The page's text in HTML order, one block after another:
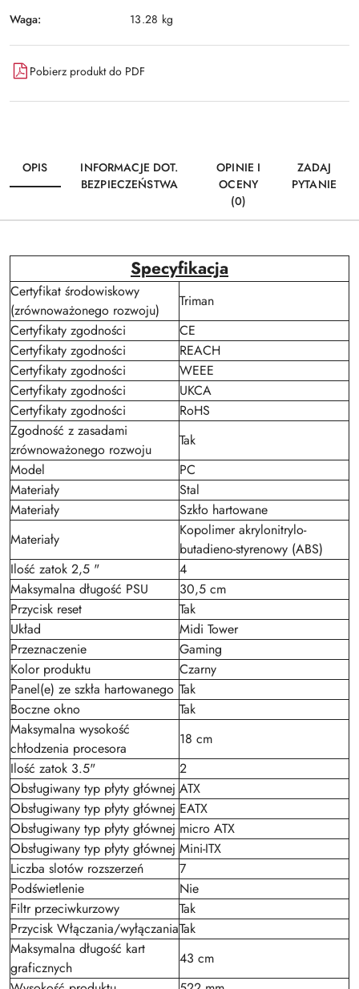
Waga:
13.28 kg
Pobierz produkt do PDF
OPIS
INFORMACJE DOT.
BEZPIECZEŃSTWA
OPINIE I
OCENY
(0)
ZADAJ
PYTANIE
Specyfikacja
Certyfikat środowiskowy
(zrównoważonego rozwoju)
Triman
Certyfikaty zgodności
CE
Certyfikaty zgodności
REACH
Certyfikaty zgodności
WEEE
Certyfikaty zgodności
UKCA
Certyfikaty zgodności
RoHS
Zgodność z zasadami
zrównoważonego rozwoju
Tak
Model
PC
Materiały
Stal
Materiały
Szkło hartowane
Materiały
Kopolimer akrylonitrylo-
butadieno-styrenowy (ABS)
Ilość zatok 2,5 "
4
Maksymalna długość PSU
30,5 cm
Przycisk reset
Tak
Układ
Midi Tower
Przeznaczenie
Gaming
Kolor produktu
Czarny
Panel(e) ze szkła hartowanego Tak
Boczne okno
Tak
Maksymalna wysokość
chłodzenia procesora
18 cm
Ilość zatok 3.5"
2
Obsługiwany typ płyty głównej ATX
Obsługiwany typ płyty głównej EATX
Obsługiwany typ płyty głównej micro ATX
Obsługiwany typ płyty głównej Mini-ITX
Liczba slotów rozszerzeń
7
Podświetlenie
Nie
Filtr przeciwkurzowy
Tak
Przycisk Włączania/wyłączaniaTak
Maksymalna długość kart
graficznych
43 cm